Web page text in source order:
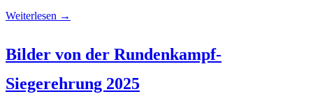
Weiterlesen →
Bilder von der Rundenkampf-
Siegerehrung 2025